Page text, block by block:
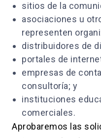
sitios de la
asociaciones u
representen
distribuidores de
portales de
empresas de
consultoría; y
instituciones
comerciales.
Aprobaremos las